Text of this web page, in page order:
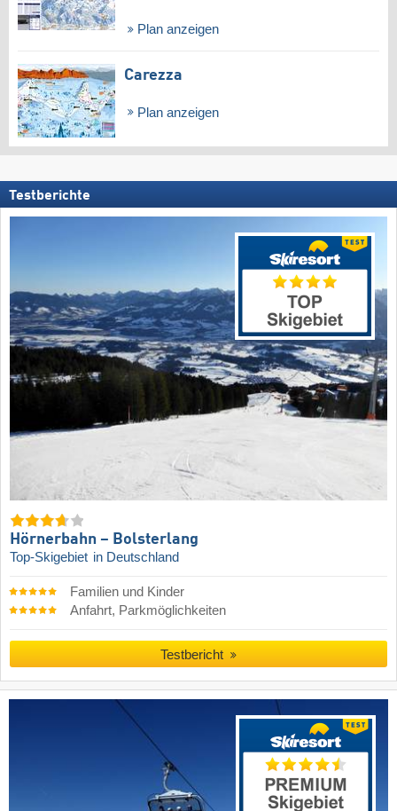
Plan anzeigen
Carezza
Plan anzeigen
Testberichte
Hörnerbahn – Bolsterlang
Top-Skigebiet in Deutschland
Familien und Kinder
Anfahrt, Parkmöglichkeiten
Testbericht